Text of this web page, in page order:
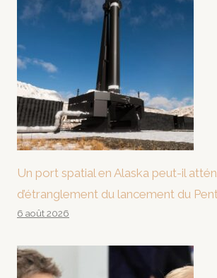
Un port spatial en Alaska peut-il
d’étranglement du lancement du
6 août 2026